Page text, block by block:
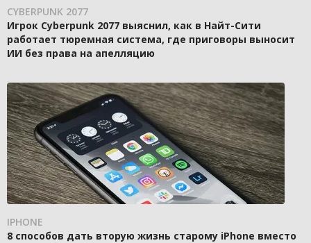
CYBERPUNK 2077
Игрок Cyberpunk 2077 выяснил, как в Найт-Сити
работает тюремная система, где приговоры выносит
ИИ без права на апелляцию
IPHONE
8 способов дать вторую жизнь старому iPhone вместо